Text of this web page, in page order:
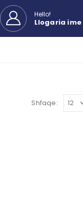
Hello!
Llogaria ime
Shfaqe: